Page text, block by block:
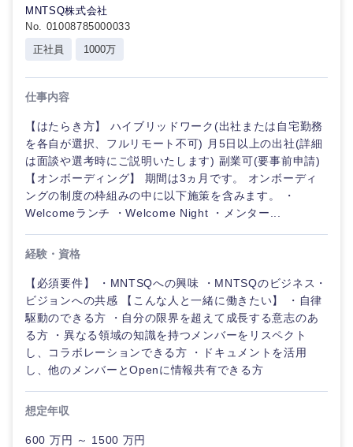
MNTSQ株式会社
No. 01008785000033
正社員
1000万
仕事内容
【はたらき方】 ハイブリッドワーク(出社または自宅勤務
を各自が選択、フルリモート不可) 月5日以上の出社(詳細
は面談や選考時にご説明いたします) 副業可(要事前申請)
【オンボーディング】 期間は3ヵ月です。 オンボーディ
ングの制度の枠組みの中に以下施策を含みます。 ・
Welcomeランチ ・Welcome Night ・メンター...
経験・資格
【必須要件】 ・MNTSQへの興味 ・MNTSQのビジネス・
ビジョンへの共感 【こんな人と一緒に働きたい】 ・自律
駆動のできる方 ・自分の限界を超えて成長する意志のあ
る方 ・異なる領域の知識を持つメンバーをリスペクト
し、コラボレーションできる方 ・ドキュメントを活用
し、他のメンバーとOpenに情報共有できる方
想定年収
600 万円 ～ 1500 万円